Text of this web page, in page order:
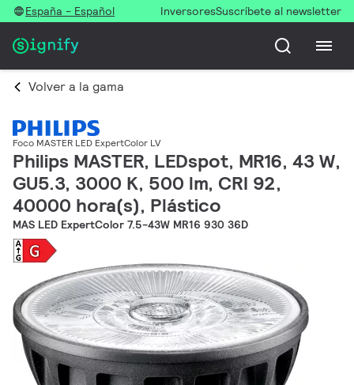
España - Español InversoresSuscríbete al newsletter
Volver a la gama
Foco MASTER LED ExpertColor LV
Philips MASTER, LEDspot, MR16, 43 W,
GU5.3, 3000 K, 500 lm, CRI 92,
40000 hora(s), Plástico
MAS LED ExpertColor 7.5-43W MR16 930 36D